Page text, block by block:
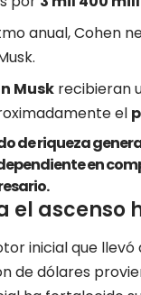
anual, Cohen
Musk recibieran
el
de riqueza
en
el ascenso
inicial que
de dólares